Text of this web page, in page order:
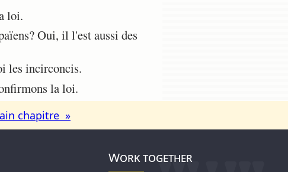
loi.
Oui, il l'est aussi des
les incirconcis.
la loi.
chapitre »
Work together